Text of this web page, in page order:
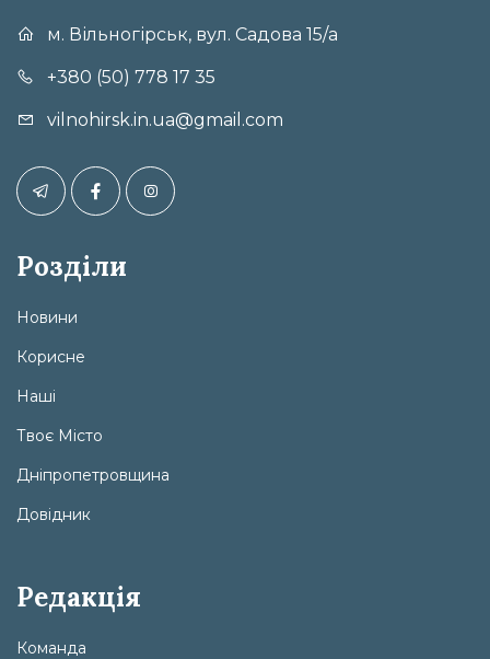
м. Вільногірськ, вул. Садова 15/а
+380 (50) 778 17 35
vilnohirsk.in.ua@gmail.com
Розділи
Новини
Корисне
Наші
Твоє Місто
Дніпропетровщина
Довідник
Редакція
Команда